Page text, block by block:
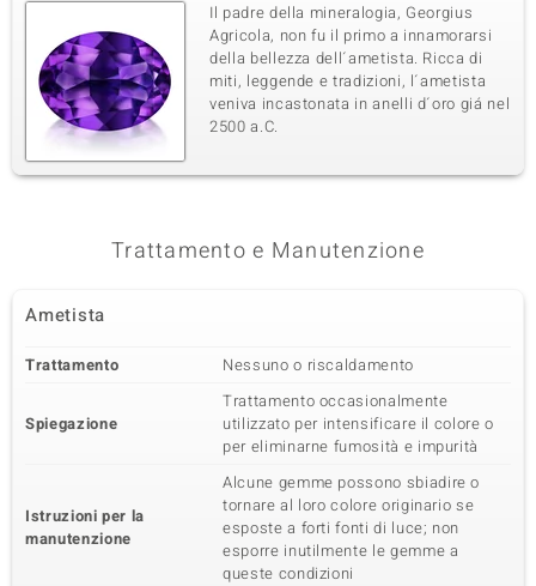
Il padre della mineralogia, Georgius
Agricola, non fu il primo a innamorarsi
della bellezza dell´ametista. Ricca di
miti, leggende e tradizioni, l´ametista
veniva incastonata in anelli d´oro giá nel
2500 a.C.
Trattamento e Manutenzione
Ametista
Trattamento Nessuno o riscaldamento
Spiegazione
Trattamento occasionalmente
utilizzato per intensificare il colore o
per eliminarne fumosità e impurità
Istruzioni per la
manutenzione
Alcune gemme possono sbiadire o
tornare al loro colore originario se
esposte a forti fonti di luce; non
esporre inutilmente le gemme a
queste condizioni